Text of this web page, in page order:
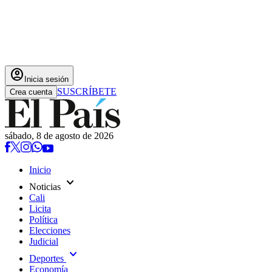
account_circle Inicia sesión
Crea cuenta SUSCRÍBETE
sábado, 8 de agosto de 2026
Inicio
Noticias expand_more
Cali
Licita
Política
Elecciones
Judicial
Deportes expand_more
Economía